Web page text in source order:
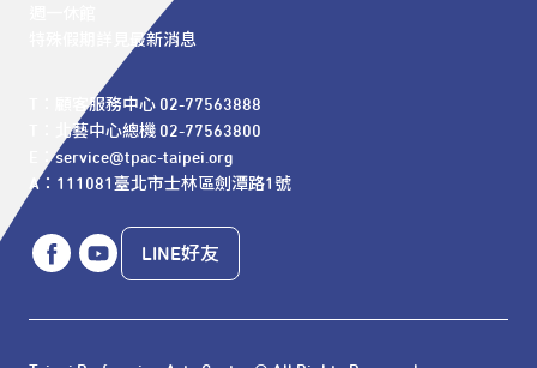
特殊假期詳見最新消息
T：顧客服務中心 02-77563888
T：北藝中心總機 02-77563800
E：service@tpac-taipei.org
A：111081臺北市士林區劍潭路1號
LINE好友